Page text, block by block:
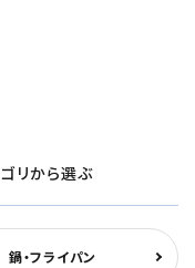
リから選ぶ
鍋・フライパン